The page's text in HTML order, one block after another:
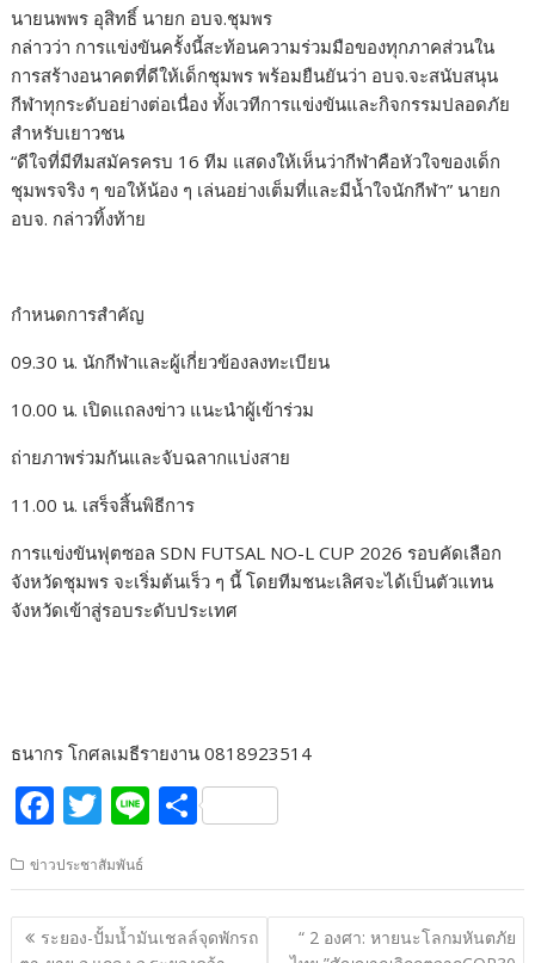
นายนพพร อุสิทธิ์ นายก อบจ.ชุมพร
กล่าวว่า การแข่งขันครั้งนี้สะท้อนความร่วมมือของทุกภาคส่วนใน
การสร้างอนาคตที่ดีให้เด็กชุมพร พร้อมยืนยันว่า อบจ.จะสนับสนุน
กีฬาทุกระดับอย่างต่อเนื่อง ทั้งเวทีการแข่งขันและกิจกรรมปลอดภัย
สำหรับเยาวชน
“ดีใจที่มีทีมสมัครครบ 16 ทีม แสดงให้เห็นว่ากีฬาคือหัวใจของเด็ก
ชุมพรจริง ๆ ขอให้น้อง ๆ เล่นอย่างเต็มที่และมีน้ำใจนักกีฬา” นายก
อบจ. กล่าวทิ้งท้าย
กำหนดการสำคัญ
09.30 น. นักกีฬาและผู้เกี่ยวข้องลงทะเบียน
10.00 น. เปิดแถลงข่าว แนะนำผู้เข้าร่วม
ถ่ายภาพร่วมกันและจับฉลากแบ่งสาย
11.00 น. เสร็จสิ้นพิธีการ
การแข่งขันฟุตซอล SDN FUTSAL NO-L CUP 2026 รอบคัดเลือก
จังหวัดชุมพร จะเริ่มต้นเร็ว ๆ นี้ โดยทีมชนะเลิศจะได้เป็นตัวแทน
จังหวัดเข้าสู่รอบระดับประเทศ
ธนากร โกศลเมธีรายงาน 0818923514
F
e
b
T
itt
er
Li
e
S
ar
e
ข่าวประชาสัมพันธ์
แนะแนว
ระยอง-ปั้มน้ำมันเชลล์จุดพักรถ
“ 2 องศา: หายนะโลกมหันตภัย